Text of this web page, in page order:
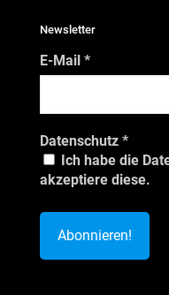
Newsletter
E-Mail *
Datenschutz *
Ich habe die
akzeptiere diese.